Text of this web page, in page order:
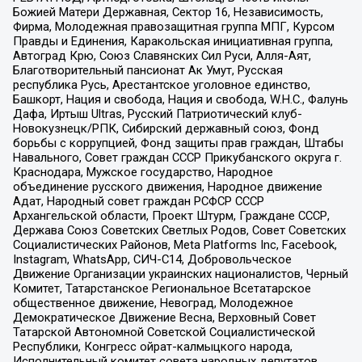
Божией Матери Державная, Сектор 16, Независимость,
Фирма, Молодежная правозащитная группа МПГ, Курсом
Правды и Единения, Каракольская инициативная группа,
Автоград Крю, Союз Славянских Сил Руси, Алля-Аят,
Благотворительный пансионат Ак Умут, Русская
республика Русь, Арестантское уголовное единство,
Башкорт, Нация и свобода, Нация и свобода, W.H.С., Фалунь
Дафа, Иртыш Ultras, Русский Патриотический клуб-
Новокузнецк/РПК, Сибирский державный союз, Фонд
борьбы с коррупцией, Фонд защиты прав граждан, Штабы
Навального, Совет граждан СССР Прикубанского округа г.
Краснодара, Мужское государство, Народное
объединение русского движения, Народное движение
Адат, Народный совет граждан РСФСР СССР
Архангельской области, Проект Штурм, Граждане СССР,
Держава Союз Советских Светлых Родов, Совет Советских
Социалистических Районов, Meta Platforms Inc, Facebook,
Instagram, WhatsApp, СИЧ-С14, Добровольческое
Движение Организации украинских националистов, Черный
Комитет, Татарстанское Региональное Всетатарское
общественное движение, Невоград, Молодежное
Демократическое Движение Весна, Верховный Совет
Татарской Автономной Советской Социалистической
Республики, Конгресс ойрат-калмыцкого народа,